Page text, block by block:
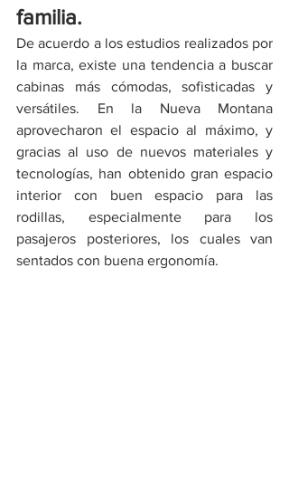
familia.
De acuerdo a los estudios realizados por
la marca, existe una tendencia a buscar
cabinas más cómodas, sofisticadas y
versátiles. En la Nueva Montana
aprovecharon el espacio al máximo, y
gracias al uso de nuevos materiales y
tecnologías, han obtenido gran espacio
interior con buen espacio para las
rodillas, especialmente para los
pasajeros posteriores, los cuales van
sentados con buena ergonomía.